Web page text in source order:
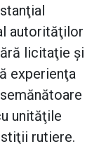
autorităţilor
licitaţie şi
experienţa
unităţile
rutiere.